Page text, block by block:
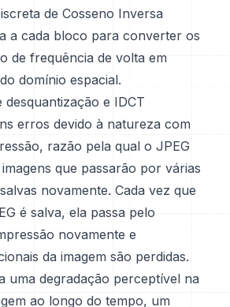
de Cosseno Inversa
a cada bloco para converter os
de frequência de volta em
domínio espacial.
desquantização e IDCT
erros devido à natureza com
razão pela qual o JPEG
que passarão por várias
novamente. Cada vez que
é salva, ela passa pelo
novamente e
da imagem são perdidas.
uma degradação perceptível na
ao longo do tempo, um